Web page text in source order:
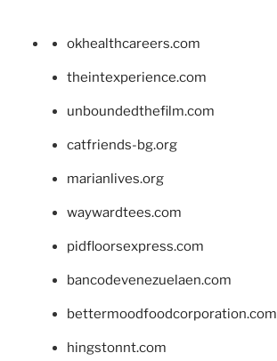
okhealthcareers.com
theintexperience.com
unboundedthefilm.com
catfriends-bg.org
marianlives.org
waywardtees.com
pidfloorsexpress.com
bancodevenezuelaen.com
bettermoodfoodcorporation.com
hingstonnt.com